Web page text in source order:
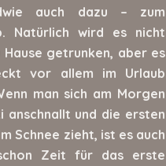
auch dazu – zum
Natürlich wird es nicht
Hause getrunken, aber es
vor allem im Urlaub
man sich am Morgen
anschnallt und die ersten
Schnee zieht, ist es auch
Zeit für das erste